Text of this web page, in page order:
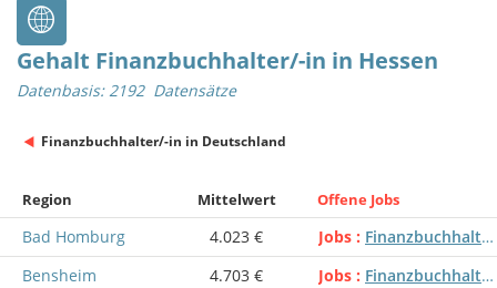
Gehalt Finanzbuchhalter/-in in Hessen
Datenbasis: 2192 Datensätze
Finanzbuchhalter/-in in Deutschland
Region Mittelwert Offene Jobs
Bad Homburg 4.023 € Jobs
Finanzbuchhalter/-in
Bensheim
4.703 € Jobs
Finanzbuchhalter/-in